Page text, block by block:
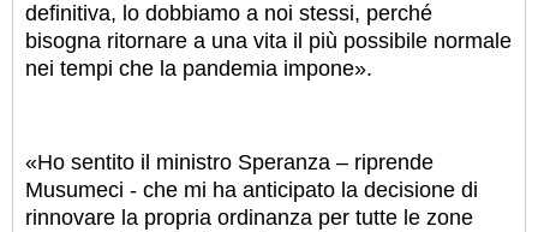
definitiva, lo dobbiamo a noi stessi, perché
bisogna ritornare a una vita il più possibile normale
nei tempi che la pandemia impone».
«Ho sentito il ministro Speranza – riprende
Musumeci - che mi ha anticipato la decisione di
rinnovare la propria ordinanza per tutte le zone